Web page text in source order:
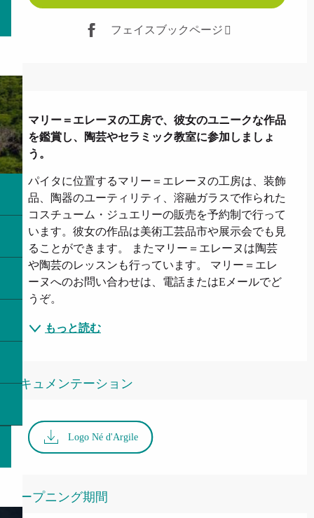
フェイスブックページ
説明
マリー＝エレーヌの工房で、彼女のユニークな作品
を鑑賞し、陶芸やセラミック教室に参加しましょ
う。
パイタに位置するマリー＝エレーヌの工房は、装飾
品、陶器のユーティリティ、溶融ガラスで作られた
コスチューム・ジュエリーの販売を予約制で行って
います。彼女の作品は美術工芸品市や展示会でも見
ることができます。 またマリー＝エレーヌは陶芸
や陶芸のレッスンも行っています。 マリー＝エレ
ーヌへのお問い合わせは、電話またはEメールでど
うぞ。
もっと読む
ドキュメンテーション
Logo Né d'Argile
オープニング期間